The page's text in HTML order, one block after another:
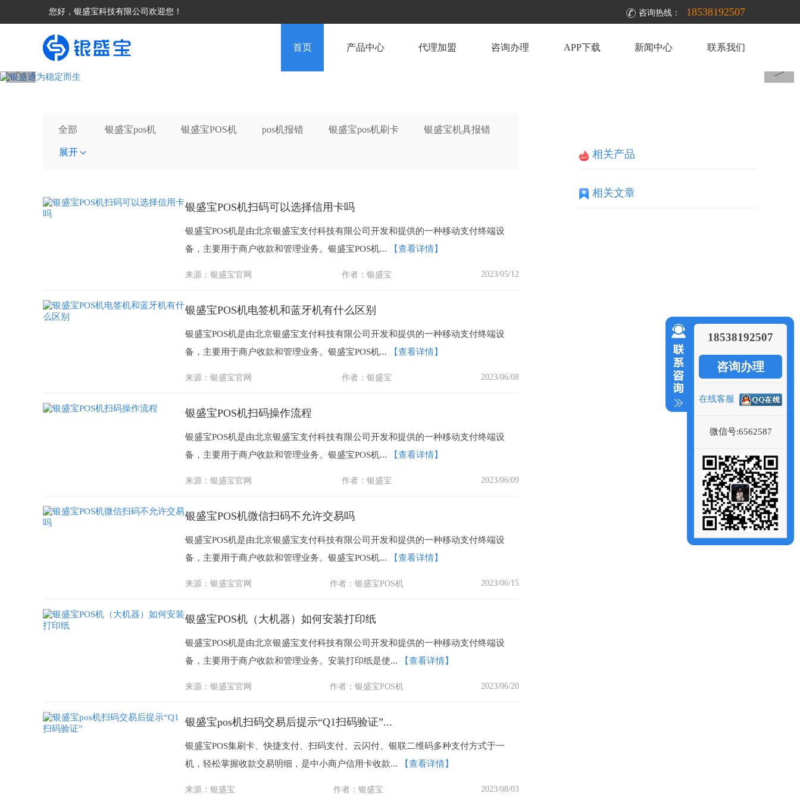
您好，银盛宝科技有限公司欢迎您！ 咨询热线： 18538192507
首页 产品中心 代理加盟 咨询办理 APP下载 新闻中心 联系我们
＜ ＞
全部 银盛宝pos机 银盛宝POS机 pos机报错 银盛宝pos机刷卡 银盛宝机具报错
展开
银盛宝POS机扫码可以选择信用卡吗
银盛宝POS机是由北京银盛宝支付科技有限公司开发和提供的一种移动支付终端设
备，主要用于商户收款和管理业务。银盛宝POS机...
【查看详情】
来源：银盛宝官网 作者： 银盛宝 2023/05/12
银盛宝POS机电签机和蓝牙机有什么区别
银盛宝POS机是由北京银盛宝支付科技有限公司开发和提供的一种移动支付终端设
备，主要用于商户收款和管理业务。银盛宝POS机...
【查看详情】
来源：银盛宝官网 作者： 银盛宝 2023/06/08
银盛宝POS机扫码操作流程
银盛宝POS机是由北京银盛宝支付科技有限公司开发和提供的一种移动支付终端设
备，主要用于商户收款和管理业务。银盛宝POS机...
【查看详情】
来源：银盛宝官网 作者： 银盛宝 2023/06/09
银盛宝POS机微信扫码不允许交易吗
银盛宝POS机是由北京银盛宝支付科技有限公司开发和提供的一种移动支付终端设
备，主要用于商户收款和管理业务。银盛宝POS机...
【查看详情】
来源：银盛宝官网 作者： 银盛宝POS机 2023/06/15
银盛宝POS机（大机器）如何安装打印纸
银盛宝POS机是由北京银盛宝支付科技有限公司开发和提供的一种移动支付终端设
备，主要用于商户收款和管理业务。安装打印纸是使...
【查看详情】
来源：银盛宝官网 作者： 银盛宝POS机 2023/06/20
银盛宝pos机扫码交易后提示“Q1扫码验证”...
银盛宝POS集刷卡、快捷支付、扫码支付、云闪付、银联二维码多种支付方式于一
机，轻松掌握收款交易明细，是中小商户信用卡收款...
【查看详情】
来源：银盛宝 作者： 银盛宝 2023/08/03
相关产品
相关文章
18538192507
咨询办理
在线客服
微信号:6562587